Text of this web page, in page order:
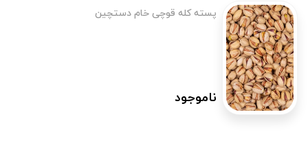
پسته کله قوچی خام دستچین
ناموجود